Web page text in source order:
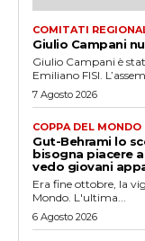
COMITATI
Giulio Campani
Giulio Campani è
Emiliano FISI.
7 Agosto 2026
COPPA DEL MONDO
Gut-Behrami lo
bisogna piacere
vedo giovani
Era fine ottobre, la
Mondo. L'ultima...
6 Agosto 2026